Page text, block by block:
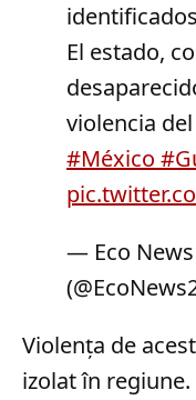
identificados
El estado,
violencia
#México
— Eco
Violența de
izolat în